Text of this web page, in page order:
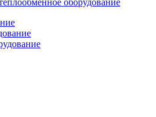
оборудование